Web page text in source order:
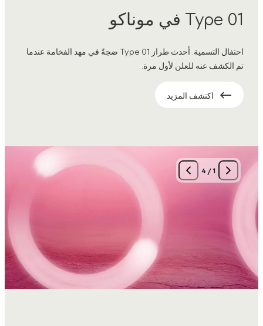
Type 01 في موناكو
احتفال التسمية. أحدث طراز Type 01 ضجةً في مهد الفخامة عندما
تم الكشف عنه للعلن لأول مرة.
اكتشف المزيد
1
/
4